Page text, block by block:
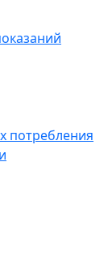
потребления